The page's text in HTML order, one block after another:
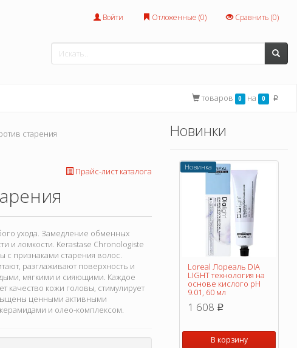
Войти Отложенные (0) Сравнить (0)
товаров 0 на 0 p
старения
Прайс-лист каталога
ухода. Замедление обменных
и ломкости. Kerastase Chronologiste
признаками старения волос.
разглаживают поверхность и
мягкими и сияющими. Каждое
качество кожи головы, стимулирует
ценными активными
и олео-комплексом.
Новинки
Новинка
Loreal Лореаль DIA
LIGHT технология на
основе кислого pH
9.01, 60 мл
1 608 p
В корзину